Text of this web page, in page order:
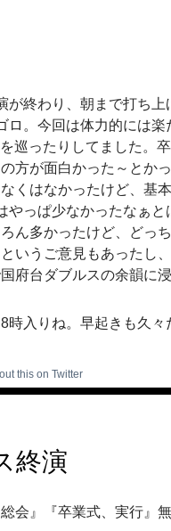
が終わり、朝まで打ち
ロ。今回は体力的には
巡ったりしてました。
方が面白かった～とか
くはなかったけど、基
やっぱ少なかったなぁ
ん多かったけど、どっ
いうご意見もあったし
府台ダブルスの余韻に
時入りね。早起きも久
終演
会』『卒業式、実行』